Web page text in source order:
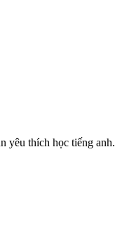
yêu thích học tiếng anh.